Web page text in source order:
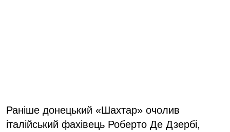
Раніше донецький «Шахтар» очолив
італійський фахівець Роберто Де Дзербі,